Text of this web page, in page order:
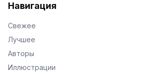
Навигация
Свежее
Лучшее
Авторы
Иллюстрации